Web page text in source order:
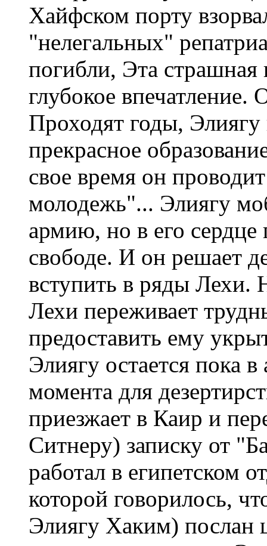
Хайфском порту
"нелегальных"
погибли, Эта страшная
глубокое впечатление.
Проходят годы, Элиягу
прекрасное
свое время он
молодежь"... Элиягу
армию, но в его
свободе. И он решает
вступить в ряды Лехи.
Лехи переживает
предоставить ему
Элиягу остается пока
момента для
приезжает в Каир и
Ситнеру) записку от
работал в египетском
которой говорилось,
Элиягу Хаким) послан